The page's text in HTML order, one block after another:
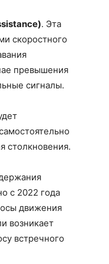
. Эта
скоростного
превышения
сигналы.
столкновения.
с 2022 года
движения
возникает
встречного